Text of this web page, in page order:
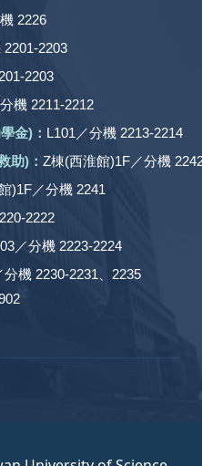
2226
2201-2203
2203
機 2211-2212
金)： L101／分機 2213-2214
助) ： Z棟(西淮館)1F／分機
)1F／分機 2241
2222
／分機 2223-2224
分機 2230-2231、2235